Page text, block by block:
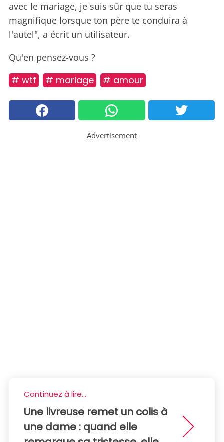
avec le mariage, je suis sûr que tu seras
magnifique lorsque ton père te conduira à
l'autel", a écrit un utilisateur.
Qu'en pensez-vous ?
# wtf # mariage # amour
Advertisement
Continuez à lire...
Une livreuse remet un colis à
une dame : quand elle